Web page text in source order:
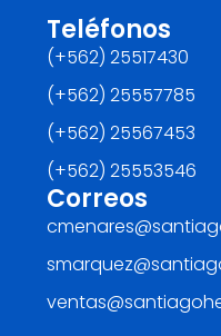
Teléfonos
(+562) 25517430‬
(+562) 25557785
(+562) 25567453‬
(+562) ‪25553546
Correos